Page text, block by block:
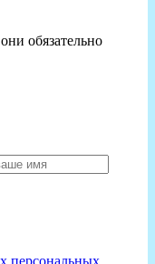
обязательно
персональных